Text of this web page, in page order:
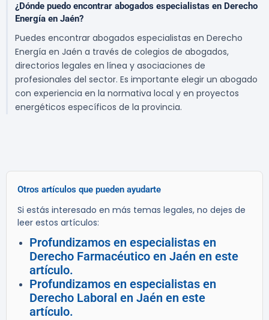
¿Dónde puedo encontrar abogados especialistas en Derecho
Energía en Jaén?
Puedes encontrar abogados especialistas en Derecho
Energía en Jaén a través de colegios de abogados,
directorios legales en línea y asociaciones de
profesionales del sector. Es importante elegir un abogado
con experiencia en la normativa local y en proyectos
energéticos específicos de la provincia.
Otros artículos que pueden ayudarte
Si estás interesado en más temas legales, no dejes de
leer estos artículos:
Profundizamos en especialistas en
Derecho Farmacéutico en Jaén en este
artículo.
Profundizamos en especialistas en
Derecho Laboral en Jaén en este
artículo.